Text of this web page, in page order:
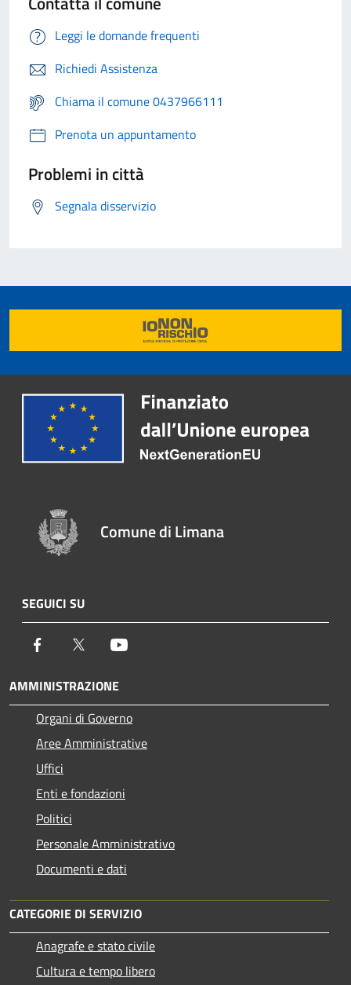
Leggi le domande frequenti
Richiedi Assistenza
Chiama il comune 0437966111
Prenota un appuntamento
Problemi in città
Segnala disservizio
Comune di Limana
SEGUICI SU
Facebook Twitter
AMMINISTRAZIONE
Organi di Governo
Aree Amministrative
Uffici
Enti e fondazioni
Politici
Personale Amministrativo
Documenti e dati
CATEGORIE DI SERVIZIO
Anagrafe e stato civile
Cultura e tempo libero